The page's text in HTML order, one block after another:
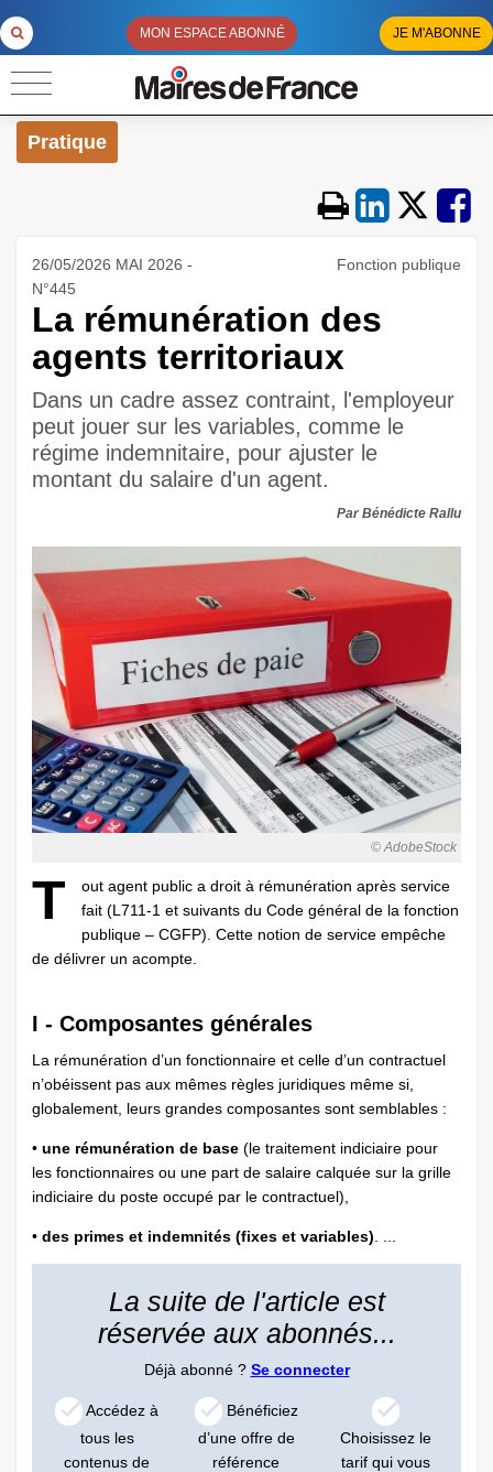
MON ESPACE ABONNÉ JE M'ABONNE
Pratique
26/05/2026 MAI 2026 -
N°445
Fonction publique
La rémunération des
agents territoriaux
Dans un cadre assez contraint, l'employeur
peut jouer sur les variables, comme le
régime indemnitaire, pour ajuster le
montant du salaire d'un agent.
Par Bénédicte Rallu
© AdobeStock
T
out agent public a droit à rémunération après service
fait (L711-1 et suivants du Code général de la fonction
publique – CGFP). Cette notion de service empêche
de délivrer un acompte.
I - Composantes générales
La rémunération d’un fonctionnaire et celle d’un contractuel
n’obéissent pas aux mêmes règles juridiques même si,
globalement, leurs grandes composantes sont semblables :
• une rémunération de base (le traitement indiciaire pour
les fonctionnaires ou une part de salaire calquée sur la grille
indiciaire du poste occupé par le contractuel),
• des primes et indemnités (fixes et variables)
La suite de l'article est
réservée aux abonnés...
Déjà abonné ? Se connecter
Accédez à
tous les
contenus de
Bénéficiez
d’une offre de
référence
Choisissez le
tarif qui vous